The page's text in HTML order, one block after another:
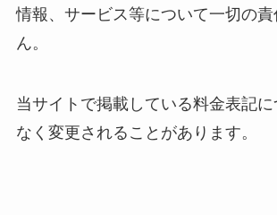
情報、サービス等について一切の
ん。
当サイトで掲載している料金表記
なく変更されることがあります。